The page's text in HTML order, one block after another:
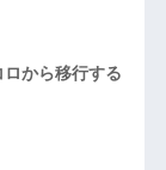
から移行する